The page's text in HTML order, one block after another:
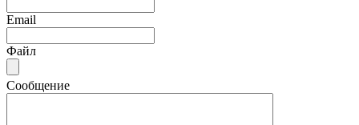
Email
Файл
Сообщение